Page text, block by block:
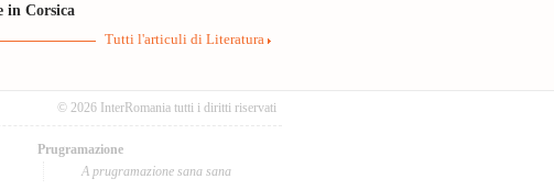
in Corsica
Tutti l'articuli di Literatura
© 2026 InterRomania tutti i diritti riservati
Prugramazione
A prugramazione sana sana